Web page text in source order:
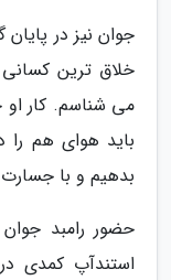
جوان نیز در
خلاق ترین
می شناسم. کار او
باید هوای هم را
بدهیم و با
استندآپ کمدی